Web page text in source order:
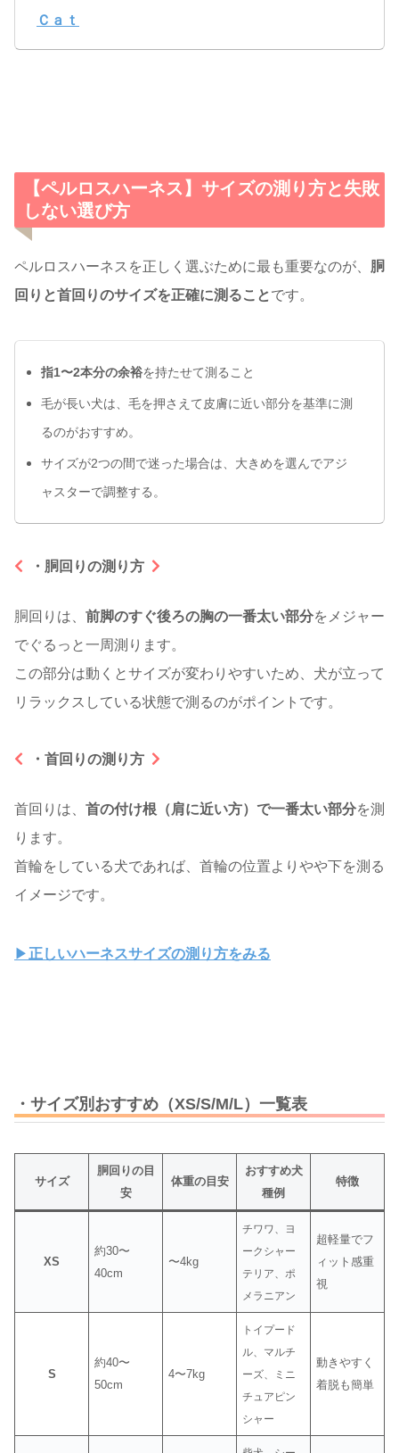
Ｃａｔ
【ペルロスハーネス】サイズの測り方と失敗
しない選び方
ペルロスハーネスを正しく選ぶために最も重要なのが、 胴
回りと首回りのサイズを正確に測ることです。
指1〜2本分の余裕を持たせて測ること
毛が長い犬は、毛を押さえて皮膚に近い部分を基準に測
るのがおすすめ。
サイズが2つの間で迷った場合は、大きめを選んでアジ
ャスターで調整する。
・胴回りの測り方
胴回りは、 前脚のすぐ後ろの胸の一番太い部分をメジャー
でぐるっと一周測ります。
この部分は動くとサイズが変わりやすいため、犬が立って
リラックスしている状態で測るのがポイントです。
・首回りの測り方
首回りは、 首の付け根（肩に近い方）で一番太い部分を測
ります。
首輪をしている犬であれば、首輪の位置よりやや下を測る
イメージです。
▶ 正しいハーネスサイズの測り方をみる
・サイズ別おすすめ（XS/S/M/L）一覧表
サイズ
胴回りの目
安
体重の目安
おすすめ犬
種例
特徴
XS
約30〜
40cm
〜4kg
チワワ、ヨ
ークシャー
テリア、ポ
メラニアン
超軽量でフ
ィット感重
視
S
約40〜
50cm
4〜7kg
トイプード
ル、マルチ
ーズ、ミニ
チュアピン
シャー
動きやすく
着脱も簡単